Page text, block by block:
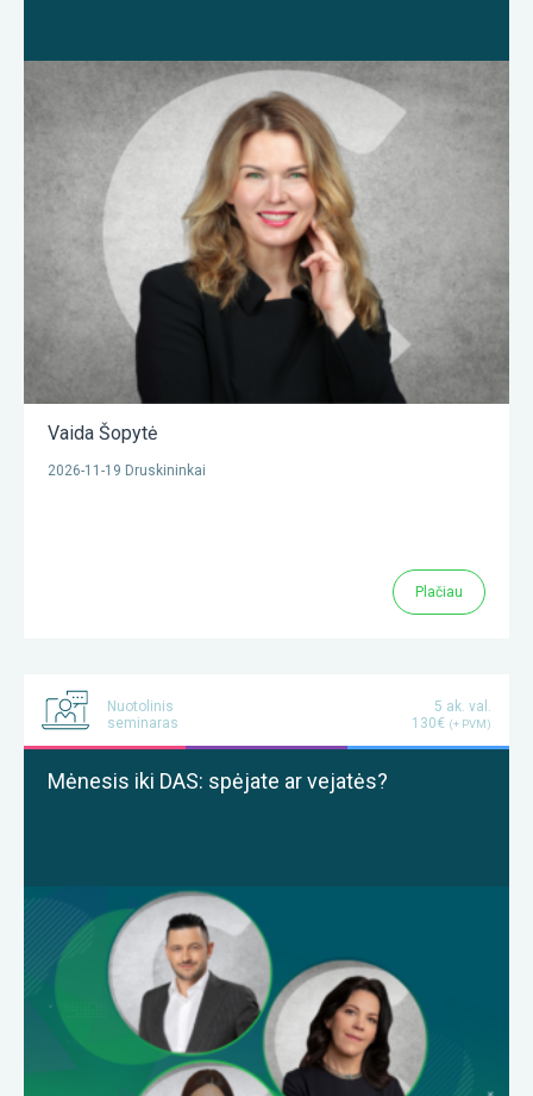
Vaida Šopytė
2026-11-19 Druskininkai
Plačiau
Nuotolinis
seminaras
5 ak. val.
130€ (+ PVM)
Mėnesis iki DAS: spėjate ar vejatės?